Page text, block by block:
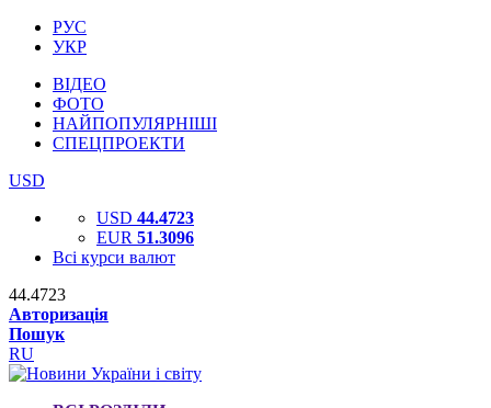
РУС
УКР
ВІДЕО
ФОТО
НАЙПОПУЛЯРНІШІ
СПЕЦПРОЕКТИ
USD
USD 44.4723
EUR 51.3096
Всі курси валют
44.4723
Авторизація
Пошук
RU